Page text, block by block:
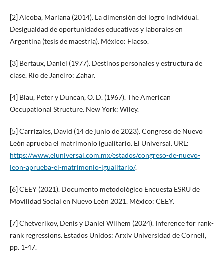
[2] Alcoba, Mariana (2014). La dimensión del logro individual.
Desigualdad de oportunidades educativas y laborales en
Argentina (tesis de maestría). México: Flacso.
[3] Bertaux, Daniel (1977). Destinos personales y estructura de
clase. Río de Janeiro: Zahar.
[4] Blau, Peter y Duncan, O. D. (1967). The American
Occupational Structure. New York: Wiley.
[5] Carrizales, David (14 de junio de 2023). Congreso de Nuevo
León aprueba el matrimonio igualitario. El Universal. URL:
https://www.eluniversal.com.mx/estados/congreso-de-nuevo-
leon-aprueba-el-matrimonio-igualitario/.
[6] CEEY (2021). Documento metodológico Encuesta ESRU de
Movilidad Social en Nuevo León 2021. México: CEEY.
[7] Chetverikov, Denis y Daniel Wilhem (2024). Inference for rank-
rank regressions. Estados Unidos: Arxiv Universidad de Cornell,
pp. 1-47.